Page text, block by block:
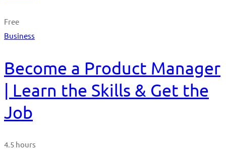
Free
Business
Become a Product Manager
| Learn the Skills & Get the
Job
4.5 hours